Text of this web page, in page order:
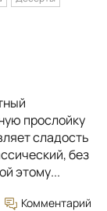
прослойку
сладость
без
этому...
Комментарий